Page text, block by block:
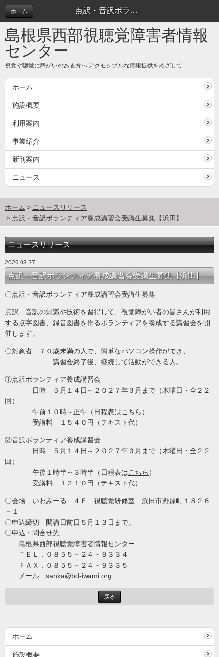
点訳・音訳ボランティア養成講習会受講生募集【浜田】 | ニュースリリース
ホーム
島根県西部視聴覚障害者情報
センター
視覚や聴覚に障がいのある方へ アクセシブルな情報提供をめざして
ホーム
施設概要
利用案内
事業紹介
新刊案内
ニュース
ホーム
ニュースリリース
点訳・音訳ボランティア養成講習会受講生募集【浜田】
ニュースリリース
2026.03.27
点訳・音訳ボランティア養成講習会受講生募集【浜田】
〇点訳・音訳ボランティア養成講習会受講生募集
点訳・音訳の知識や技術を習得して、視覚障がい者の皆さんが利用
する点字図書、録音図書を作るボランティアを養成する講習会を開
催します。
〇対象者 ７０歳未満の人で、簡単なパソコン操作ができ、
講習会終了後、継続して活動ができる人。
①点訳ボランティア養成講習会
日時 ５月１４日～２０２７年３月まで（木曜日・全２２
回）
午前１０時～正午（日程表はこちら ）
受講料 １５４０円（テキスト代）
②音訳ボランティア養成講習会
日時 ５月１４日～２０２７年３月まで（木曜日・全２２
回）
午後１時半～３時半（日程表はこちら ）
受講料 １２１０円（テキスト代）
〇会場 いわみーる ４Ｆ 視聴覚研修室 浜田市野原町１８２６
－１
〇申込締切 開講日前日５月１３日まで。
〇申込・問合せ先
島根県西部視聴覚障害者情報センター
ＴＥＬ．０８５５－２４－９３３４
ＦＡＸ．０８５５－２４－９３３５
メール sanka@bd-iwami.org
戻る
ホーム
施設概要